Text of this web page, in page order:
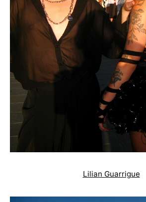
Lilian Guarrigue